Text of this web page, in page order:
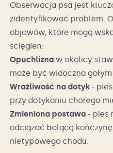
Obserwacja psa jest
zidentyfikować problem.
objawów, które mogą
ścięgien:
Opuchlizna w okolicy
może być widoczna
Wrażliwość na dotyk -
przy dotykaniu chorego
Zmieniona postawa - pies
odciążać bolącą
nietypowego chodu.